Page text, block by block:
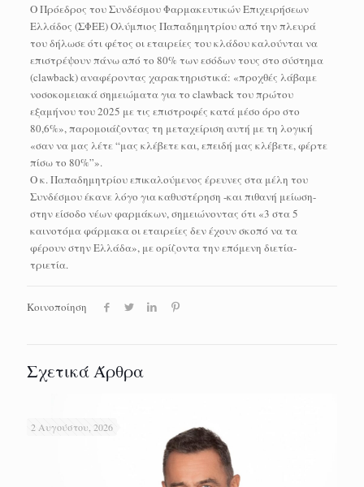
Ο Πρόεδρος του Συνδέσμου Φαρμακευτικών Επιχειρήσεων
Ελλάδος (ΣΦΕΕ) Ολύμπιος Παπαδημητρίου από την πλευρά
του δήλωσε ότι φέτος οι εταιρείες του κλάδου καλούνται να
επιστρέψουν πάνω από το 80% των εσόδων τους στο σύστημα
(clawback) αναφέροντας χαρακτηριστικά: «προχθές λάβαμε
νοσοκομειακά σημειώματα για το clawback του πρώτου
εξαμήνου του 2025 με τις επιστροφές κατά μέσο όρο στο
80,6%», παρομοιάζοντας τη μεταχείριση αυτή με τη λογική
«σαν να μας λέτε “μας κλέβετε και, επειδή μας κλέβετε, φέρτε
πίσω το 80%”».
Ο κ. Παπαδημητρίου επικαλούμενος έρευνες στα μέλη του
Συνδέσμου έκανε λόγο για καθυστέρηση -και πιθανή μείωση-
στην είσοδο νέων φαρμάκων, σημειώνοντας ότι «3 στα 5
καινοτόμα φάρμακα οι εταιρείες δεν έχουν σκοπό να τα
φέρουν στην Ελλάδα», με ορίζοντα την επόμενη διετία-
τριετία.
Κοινοποίηση
Σχετικά Άρθρα
2 Αυγούστου, 2026